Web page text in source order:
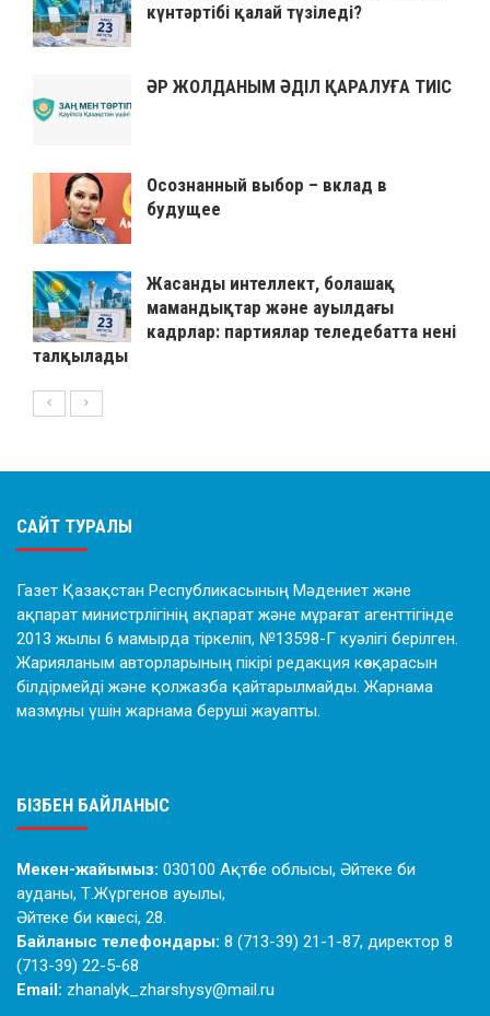
күнтәртібі қалай түзіледі?
ӘР ЖОЛДАНЫМ ӘДІЛ ҚАРАЛУҒА ТИІС
Осознанный выбор – вклад в
будущее
Жасанды интеллект, болашақ
мамандықтар және ауылдағы
кадрлар: партиялар теледебатта нені
талқылады
САЙТ ТУРАЛЫ
Газет Қазақстан Республикасының Мәдениет және
ақпарат министрлігінің ақпарат және мұрағат агенттігінде
2013 жылы 6 мамырда тіркеліп, №13598-Г куәлігі берілген.
Жарияланым авторларының пікірі редакция көзқарасын
білдірмейді және қолжазба қайтарылмайды. Жарнама
мазмұны үшін жарнама беруші жауапты.
БІЗБЕН БАЙЛАНЫС
Мекен-жайымыз: 030100 Ақтөбе облысы, Әйтеке би
ауданы, Т.Жүргенов ауылы,
Әйтеке би көшесі, 28.
Байланыс телефондары: 8 (713-39) 21-1-87, директор 8
(713-39) 22-5-68
Email: zhanalyk_zharshysy@mail.ru